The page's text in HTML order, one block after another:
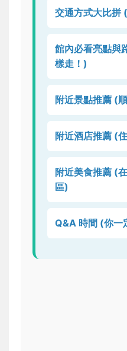
交通方式大比拼
館內必看亮點與
樣走！)
附近景點推薦 (
附近酒店推薦 (
附近美食推薦 (
區)
Q&A 時間 (你一